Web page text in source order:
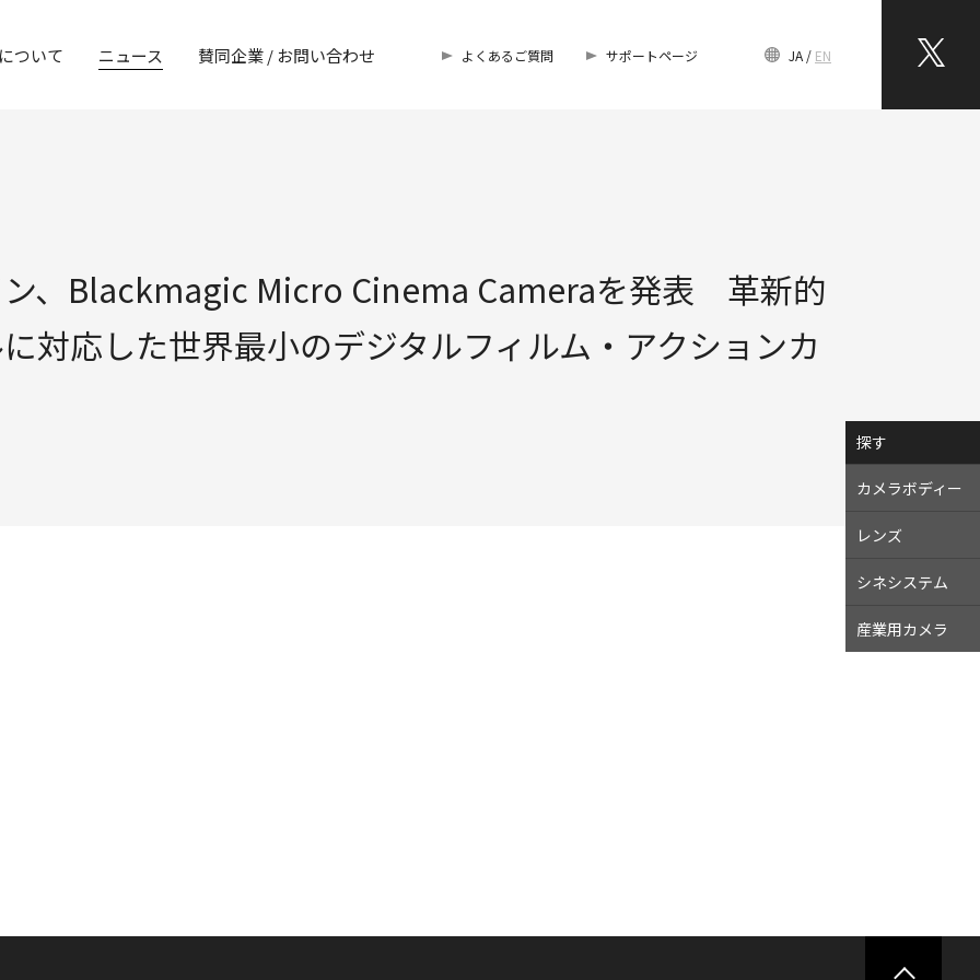
ついて ニュース 賛同企業 / お問い合わせ よくあるご質問 サポートページ JA EN
探す
カメラボディー
レンズ
シネシステム
産業用カメラ
ン、Blackmagic Micro Cinema Cameraを発表 革新的
対応した世界最小のデジタルフィルム・アクションカ